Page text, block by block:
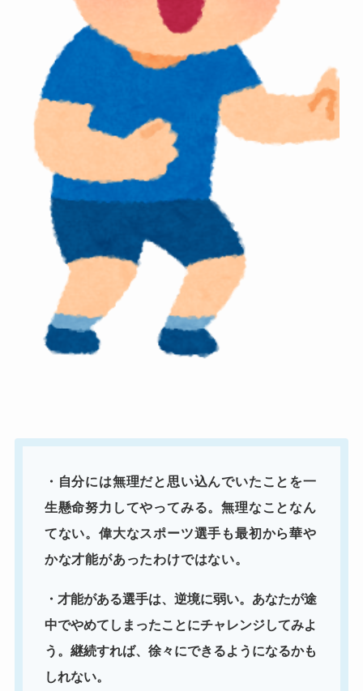
・自分には無理だと思い込んでいたことを一
生懸命努力してやってみる。無理なことなん
てない。偉大なスポーツ選手も最初から華や
かな才能があったわけではない。
・才能がある選手は、逆境に弱い。あなたが途
中でやめてしまったことにチャレンジしてみよ
う。継続すれば、徐々にできるようになるかも
しれない。